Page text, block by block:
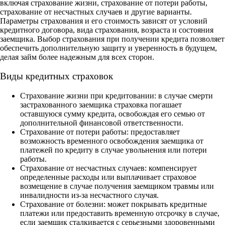
включая страхование жизни, страхование от потери работы,
страхование от несчастных случаев и другие варианты.
Параметры страхования и его стоимость зависят от условий
кредитного договора, вида страхования, возраста и состояния
заемщика. Выбор страхования при получении кредита позволяет
обеспечить дополнительную защиту и уверенность в будущем,
делая займ более надежным для всех сторон.
Виды кредитных страховок
Страхование жизни при кредитовании: в случае смерти
застрахованного заемщика страховка погашает
оставшуюся сумму кредита, освобождая его семью от
дополнительной финансовой ответственности.
Страхование от потери работы: предоставляет
возможность временного освобождения заемщика от
платежей по кредиту в случае увольнения или потери
работы.
Страхование от несчастных случаев: компенсирует
определенные расходы или выплачивает страховое
возмещение в случае получения заемщиком травмы или
инвалидности из-за несчастного случая.
Страхование от болезни: может покрывать кредитные
платежи или предоставить временную отсрочку в случае,
если заемщик сталкивается с серьезными здоровенными